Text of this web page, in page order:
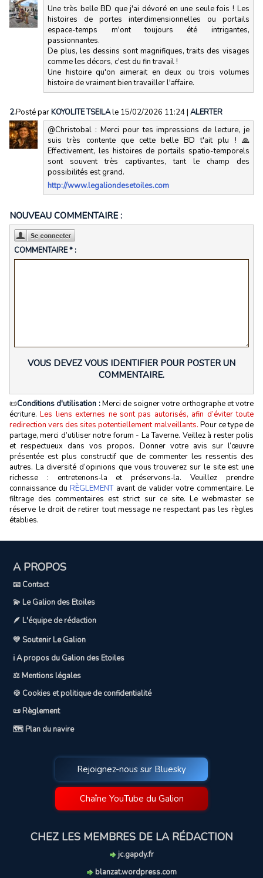
Une très belle BD que j'ai dévoré en une seule fois ! Les
histoires de portes interdimensionnelles ou portails
espace-temps m'ont toujours été intrigantes,
passionnantes.
De plus, les dessins sont magnifiques, traits des visages
comme les décors, c'est du fin travail !
Une histoire qu'on aimerait en deux ou trois volumes
histoire de vraiment bien travailler l'affaire.
2.Posté parKOYOLITE TSEILAle 15/02/2026 11:24| ALERTER
@Christobal : Merci pour tes impressions de lecture, je
suis très contente que cette belle BD t'ait plu ! 🙏
Effectivement, les histoires de portails spatio-temporels
sont souvent très captivantes, tant le champ des
possibilités est grand.
http://www.legaliondesetoiles.com
NOUVEAU COMMENTAIRE :
COMMENTAIRE * :
VOUS DEVEZ VOUS IDENTIFIER POUR POSTER UN
COMMENTAIRE.
📜Conditions d'utilisation :Merci de soigner votre orthographe et votre
écriture.Les liens externes ne sont pas autorisés, afin d’éviter toute
redirection vers des sites potentiellement malveillants. Pour ce type de
partage, merci d’utiliser notre forum - La Taverne. Veillez à rester polis
et respectueux dans vos propos. Donner votre avis sur l’œuvre
présentée est plus constructif que de commenter les ressentis des
autres. La diversité d’opinions que vous trouverez sur le site est une
richesse : entretenons‑la et préservons‑la. Veuillez prendre
connaissance du RÈGLEMENTavant de valider votre commentaire. Le
filtrage des commentaires est strict sur ce site. Le webmaster se
réserve le droit de retirer tout message ne respectant pas les règles
établies.
A PROPOS
📧 Contact
💫 Le Galion des Etoiles
🪶 L'équipe de rédaction
💛 Soutenir Le Galion
ℹ️ A propos du Galion des Etoiles
⚖️ Mentions légales
🍪 Cookies et politique de confidentialité
📜 Règlement
🗺️ Plan du navire
Rejoignez-nous sur Bluesky
Chaîne YouTube du Galion
CHEZ LES MEMBRES DE LA RÉDACTION
jc.gapdy.fr
blanzat.wordpress.com